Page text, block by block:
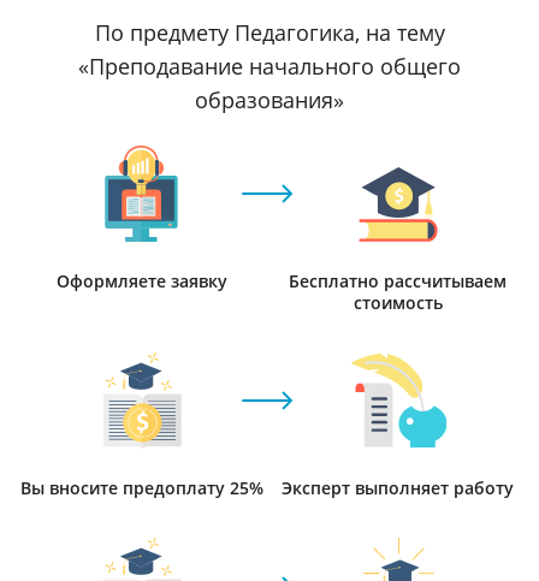
По предмету Педагогика, на тему
«Преподавание начального общего
образования»
Оформляете заявку
Бесплатно рассчитываем
стоимость
Вы вносите предоплату 25% Эксперт выполняет работу